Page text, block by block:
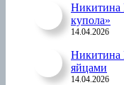
Никитина
купола»
14.04.2026
Никитина
яйцами
14.04.2026